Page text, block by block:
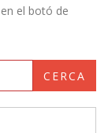
el botó de
CERCA